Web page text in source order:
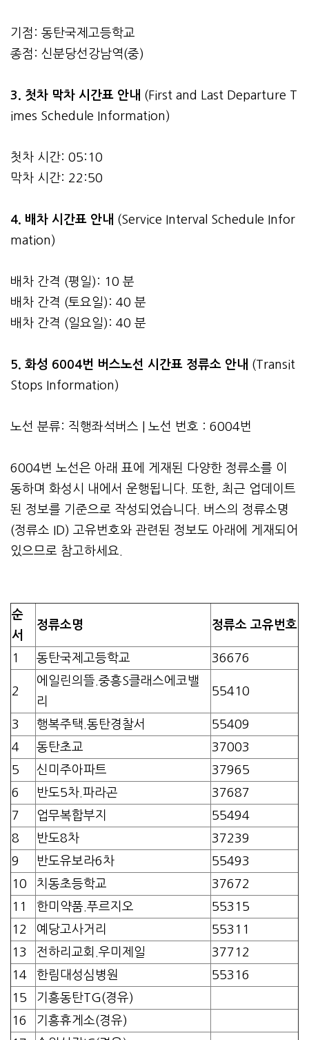
기점: 동탄국제고등학교
종점: 신분당선강남역(중)
3. 첫차 막차 시간표 안내 (First and Last Departure T
imes Schedule Information)
첫차 시간: 05:10
막차 시간: 22:50
4. 배차 시간표 안내 (Service Interval Schedule Infor
mation)
배차 간격 (평일): 10 분
배차 간격 (토요일): 40 분
배차 간격 (일요일): 40 분
5. 화성 6004번 버스노선 시간표 정류소 안내 (Transit
Stops Information)
노선 분류: 직행좌석버스 | 노선 번호 : 6004번
6004번 노선은 아래 표에 게재된 다양한 정류소를 이
동하며 화성시 내에서 운행됩니다. 또한, 최근 업데이트
된 정보를 기준으로 작성되었습니다. 버스의 정류소명
(정류소 ID) 고유번호와 관련된 정보도 아래에 게재되어
있으므로 참고하세요.
순
서
정류소명 정류소 고유번호
1 동탄국제고등학교 36676
2
에일린의뜰.중흥S클래스에코밸
리
55410
3 행복주택.동탄경찰서
55409
4
동탄초교
37003
5
신미주아파트
37965
6
반도5차.파라곤
37687
7
업무복합부지
55494
8
반도8차
37239
9
반도유보라6차
55493
10
치동초등학교
37672
11
한미약품.푸르지오
55315
12
예당고사거리
55311
13
전하리교회.우미제일
37712
14
한림대성심병원
55316
15
기흥동탄TG(경유)
16
기흥휴게소(경유)